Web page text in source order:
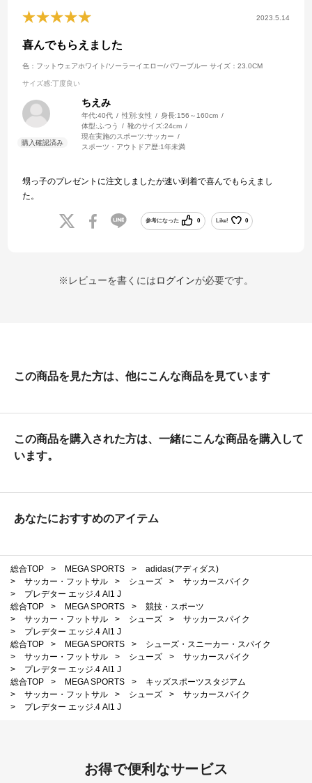
2023.5.14
喜んでもらえました
色：フットウェアホワイト/ソーラーイエロー/パワーブルー サイズ：23.0CM
サイズ感:丁度良い
ちえみ
年代:40代 性別:女性 身長:156～160cm
体型: ふつう 靴のサイズ:24cm
現在実施のスポーツ:サッカー
スポーツ・アウトドア歴:1年未満
甥っ子のプレゼントに注文しましたが速い到着で喜んでもらえまし
た。
参考になった 0 Like! 0
※レビューを書くにはログインが必要です。
この商品を見た方は、他にこんな商品を見ています
この商品を購入された方は、一緒にこんな商品を購入して
います。
あなたにおすすめのアイテム
総合TOP > MEGA SPORTS >
adidas(アディダス)
>
サッカー・フットサル > シューズ >
サッカースパイク
>
プレデター エッジ.4 AI1 J
総合TOP
> MEGA SPORTS >
競技・スポーツ
>
サッカー・フットサル > シューズ >
サッカースパイク
>
プレデター エッジ.4 AI1 J
総合TOP
> MEGA SPORTS >
シューズ・スニーカー・スパイク
>
サッカー・フットサル > シューズ >
サッカースパイク
>
プレデター エッジ.4 AI1 J
総合TOP
> MEGA SPORTS >
キッズスポーツスタジアム
>
サッカー・フットサル > シューズ >
サッカースパイク
>
プレデター エッジ.4 AI1 J
お得で便利なサービス